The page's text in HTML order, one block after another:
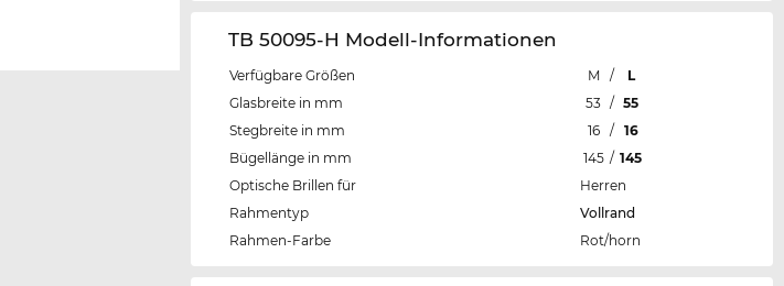
TB 50095-H Modell-Informationen
Verfügbare Größen M /
L
Glasbreite in mm
53 / 55
Stegbreite in mm
16 / 16
Bügellänge in mm
145 / 145
Optische Brillen für
Herren
Rahmentyp
Vollrand
Rahmen-Farbe
Rot/horn